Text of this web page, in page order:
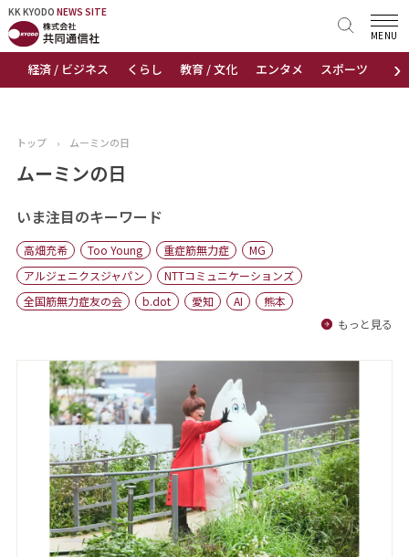
KK KYODO NEWS SITE
›
経済 / ビジネス くらし 教育 / 文化 エンタメ スポーツ 地域
MENU
KK KYODONEWS SITE
トップページ
ニュース
おすすめコンテンツ
出版物
会社概要
トップ › ムーミンの日
ムーミンの日
いま注目のキーワード
高畑充希 Too Young 重症筋無力症
MG
アルジェニクスジャパン
NTTコミュニケーションズ
全国筋無力症友の会
b.dot 愛知 AI
熊本
もっと見る